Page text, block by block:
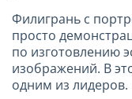
Филигрань с
просто
по изготовлению
изображений. В
одним из лидеров.